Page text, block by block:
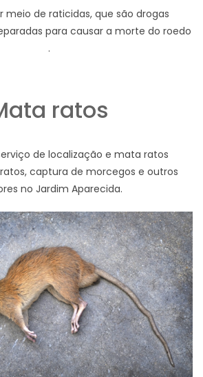
meio de raticidas, que são drogas
para causar a morte do roedo
.
ratos
de localização e mata ratos
captura de morcegos e outros
no Jardim Aparecida.